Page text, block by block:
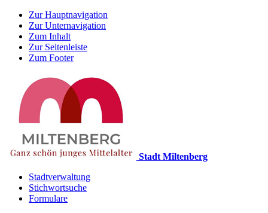
Zur Hauptnavigation
Zur Unternavigation
Zum Inhalt
Zur Seitenleiste
Zum Footer
Stadt Miltenberg
Stadtverwaltung
Stichwortsuche
Formulare